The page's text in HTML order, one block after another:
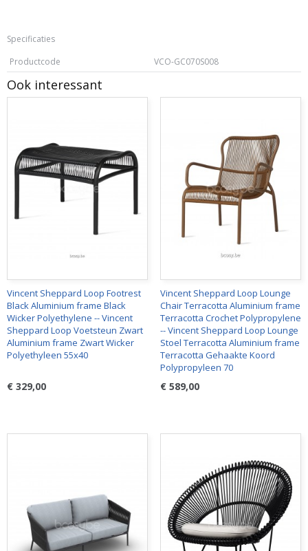
Specificaties
Productcode
VCO-GC070S008
Ook interessant
Vincent Sheppard Loop Footrest
Black Aluminium frame Black
Wicker Polyethylene -- Vincent
Sheppard Loop Voetsteun Zwart
Aluminium frame Zwart Wicker
Polyethyleen 55x40
€ 329,00
Vincent Sheppard Loop Lounge
Chair Terracotta Aluminium frame
Terracotta Crochet Polypropylene
-- Vincent Sheppard Loop Lounge
Stoel Terracotta Aluminium frame
Terracotta Gehaakte Koord
Polypropyleen 70
€ 589,00